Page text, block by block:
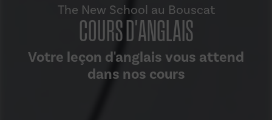
The New School au Bouscat
COURS D'ANGLAIS
Votre leçon d'anglais vous attend
dans nos cours